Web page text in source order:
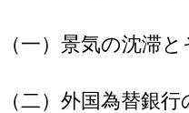
（一）景気の沈滞
（二）外国為替銀